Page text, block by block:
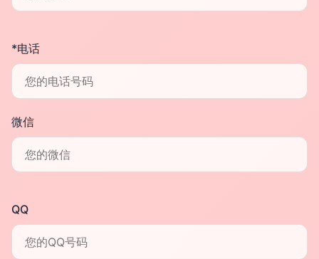
*电话
微信
QQ